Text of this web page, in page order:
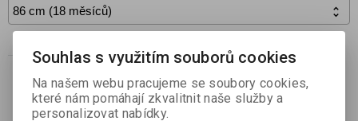

Koupit
Přidat do oblíbených
Souhlas s využitím souborů cookies
Na našem webu pracujeme se soubory cookies,
které nám pomáhají zkvalitnit naše služby a
personalizovat nabídky.